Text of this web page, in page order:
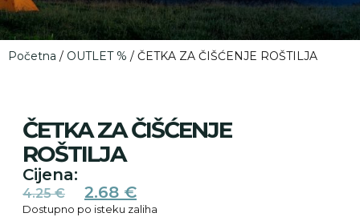
Početna / OUTLET % / ČETKA ZA ČIŠĆENJE ROŠTILJA
ČETKA ZA ČIŠĆENJE
ROŠTILJA
Cijena:
4.25€ 2.68 €
Dostupno po isteku zaliha